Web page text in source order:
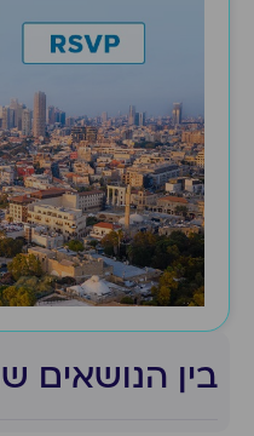
בין הנושאים